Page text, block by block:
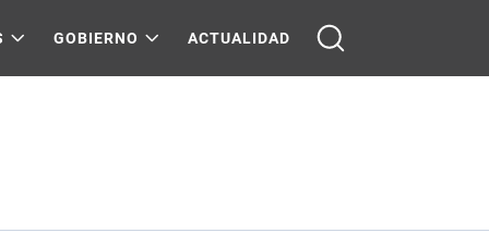
GOBIERNO ACTUALIDAD